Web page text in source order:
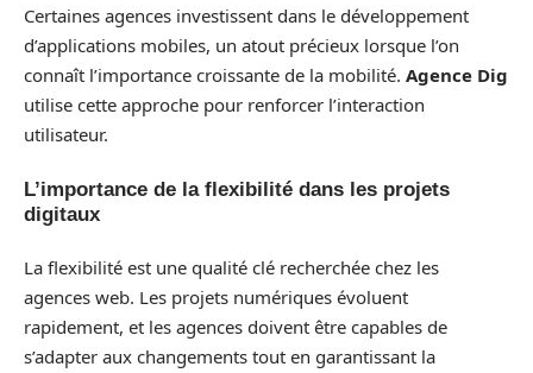
Certaines agences investissent dans le développement
d’applications mobiles, un atout précieux lorsque l’on
connaît l’importance croissante de la mobilité. Agence Dig
utilise cette approche pour renforcer l’interaction
utilisateur.
L’importance de la flexibilité dans les projets
digitaux
La flexibilité est une qualité clé recherchée chez les
agences web. Les projets numériques évoluent
rapidement, et les agences doivent être capables de
s’adapter aux changements tout en garantissant la